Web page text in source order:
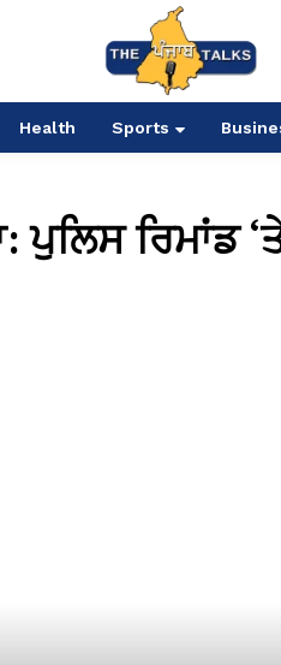
Health Sports
ਰਿਮਾਂਡ